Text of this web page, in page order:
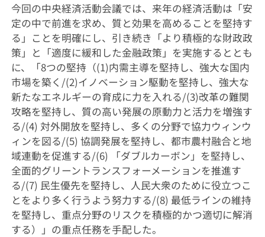
今回の中央経済活動会議では、来年の経済活動は「安
定の中で前進を求め、質と効果を高めることを堅持す
る」ことを明確にし、引き続き「より積極的な財政政
策」と「適度に緩和した金融政策」を実施するととも
に、「8つの堅持（(1)内需主導を堅持し、強大な国内
市場を築く/(2)イノベーション駆動を堅持し、強大な
新たなエネルギーの育成に力を入れる/(3)改革の難関
攻略を堅持し、質の高い発展の原動力と活力を増強す
る/(4) 対外開放を堅持し、多くの分野で協力ウィンウ
ィンを図る/(5) 協調発展を堅持し、都市農村融合と地
域連動を促進する/(6) 「ダブルカーボン」を堅持し、
全面的グリーントランスフォーメーションを推進す
る/(7) 民生優先を堅持し、人民大衆のために役立つこ
とをより多く行うよう努力する/(8) 最低ラインの維持
を堅持し、重点分野のリスクを積極的かつ適切に解消
する）」の重点任務を手配した。